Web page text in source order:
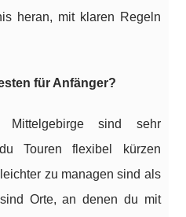
heran, mit klaren Regeln
für Anfänger?
Mittelgebirge sind sehr
Touren flexibel kürzen
zu managen sind als
Orte, an denen du mit